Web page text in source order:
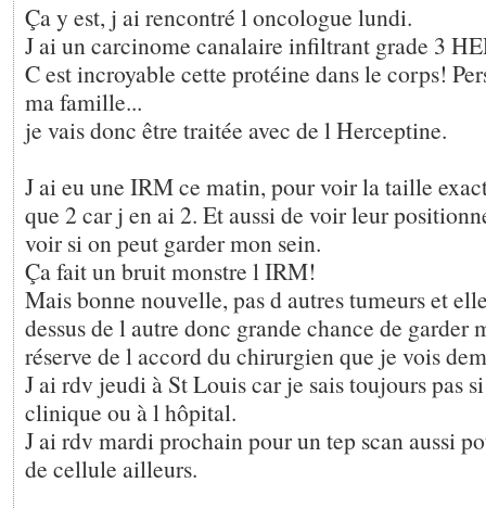
Ça y est, j ai rencontré l oncologue lundi.
J ai un carcinome canalaire infiltrant grade 3
C est incroyable cette protéine dans le corps!
ma famille...
je vais donc être traitée avec de l Herceptine.
J ai eu une IRM ce matin, pour voir la taille
que 2 car j en ai 2. Et aussi de voir leur
voir si on peut garder mon sein.
Ça fait un bruit monstre l IRM!
Mais bonne nouvelle, pas d autres tumeurs et
dessus de l autre donc grande chance de garder
réserve de l accord du chirurgien que je vois
J ai rdv jeudi à St Louis car je sais toujours pas
clinique ou à l hôpital.
J ai rdv mardi prochain pour un tep scan aussi
de cellule ailleurs.